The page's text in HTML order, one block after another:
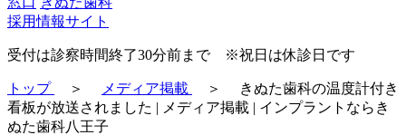
採用情報サイト
受付は診察時間終了30分前まで ※祝日は休診日です
トップ ＞ メディア掲載 ＞
きぬた歯科の温度計付き
看板が放送されました | メディア掲載 | インプラントならき
ぬた歯科八王子